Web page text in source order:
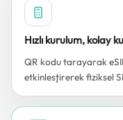
Hızlı kurulum, kolay
QR kodu tarayarak
etkinleştirerek fiziksel